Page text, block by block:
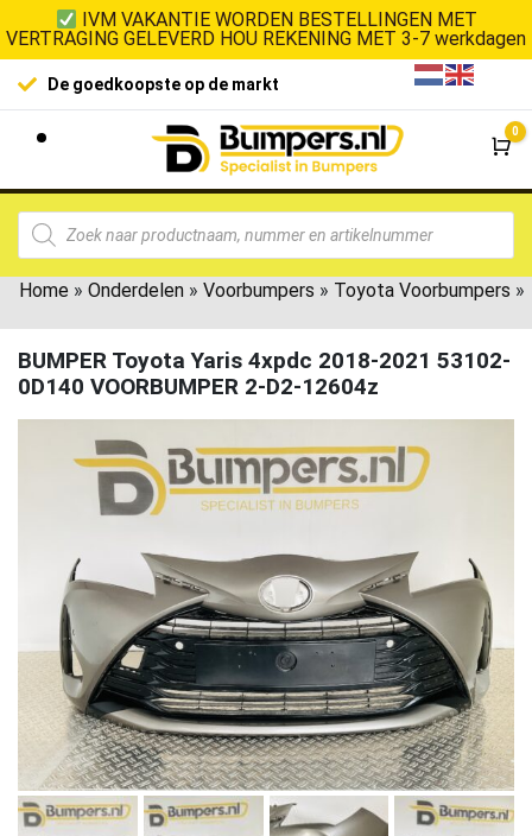
IVM VAKANTIE WORDEN BESTELLINGEN MET
VERTRAGING GELEVERD HOU REKENING MET 3-7 werkdagen
De goedkoopste op de markt
0
Home » Onderdelen » Voorbumpers » Toyota Voorbumpers »
BUMPER Toyota Yaris 4xpdc 2018-2021 53102-
0D140 VOORBUMPER 2-D2-12604z